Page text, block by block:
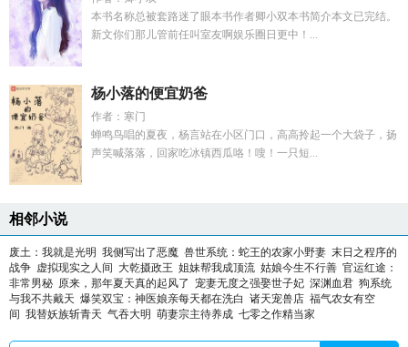
本书名称总被套路迷了眼本书作者卿小双本书简介本文已完结。
新文你们那儿管前任叫室友啊娱乐圈日更中！...
杨小落的便宜奶爸
作者：寒门
蝉鸣鸟唱的夏夜，杨言站在小区门口，高高拎起一个大袋子，扬
声笑喊落落，回家吃冰镇西瓜咯！嗖！一只短...
相邻小说
废土：我就是光明 我侧写出了恶魔 兽世系统：蛇王的农家小野妻 末日之程序的
战争 虚拟现实之人间 大乾摄政王 姐妹帮我成顶流 姑娘今生不行善 官运红途：
非常男秘 原来，那年夏天真的起风了 宠妻无度之强娶世子妃 深渊血君 狗系统
与我不共戴天 爆笑双宝：神医娘亲每天都在洗白 诸天宠兽店 福气农女有空
间 我替妖族斩青天 气吞大明 萌妻宗主待养成 七零之作精当家